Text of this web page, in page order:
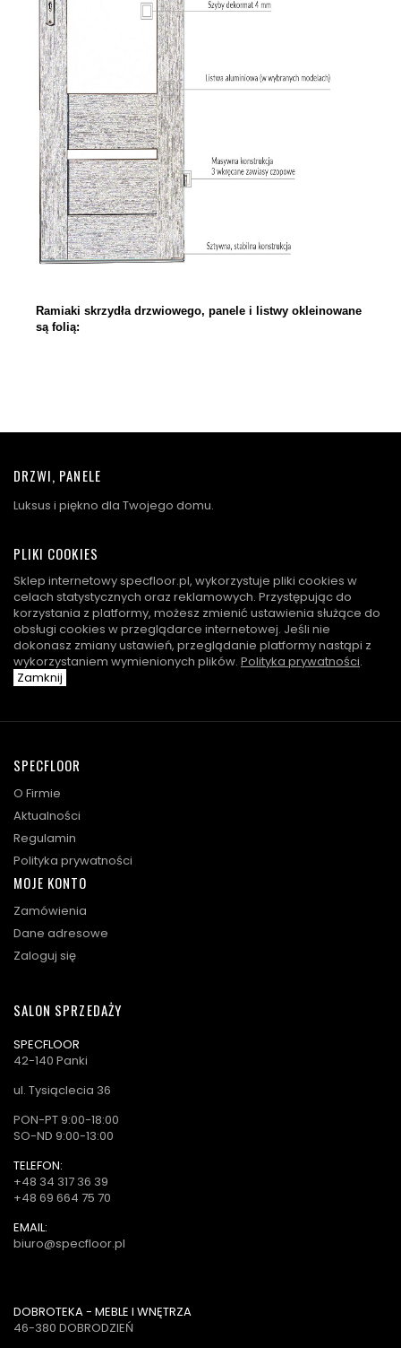
Ramiaki skrzydła drzwiowego, panele i listwy okleinowane
są folią:
DRZWI, PANELE
Luksus i piękno dla Twojego domu.
PLIKI COOKIES
Sklep internetowy specfloor.pl, wykorzystuje pliki cookies w
celach statystycznych oraz reklamowych. Przystępując do
korzystania z platformy, możesz zmienić ustawienia służące do
obsługi cookies w przeglądarce internetowej. Jeśli nie
dokonasz zmiany ustawień, przeglądanie platformy nastąpi z
wykorzystaniem wymienionych plików. Polityka prywatności.
Zamknij
SPECFLOOR
O Firmie
Aktualności
Regulamin
Polityka prywatności
MOJE KONTO
Zamówienia
Dane adresowe
Zaloguj się
SALON SPRZEDAŻY
SPECFLOOR
42-140 Panki
ul. Tysiąclecia 36
PON-PT 9:00-18:00
SO-ND 9:00-13:00
TELEFON:
+48 34 317 36 39
+48 69 664 75 70
EMAIL:
biuro@specfloor.pl
DOBROTEKA - MEBLE I WNĘTRZA
46-380 DOBRODZIEŃ